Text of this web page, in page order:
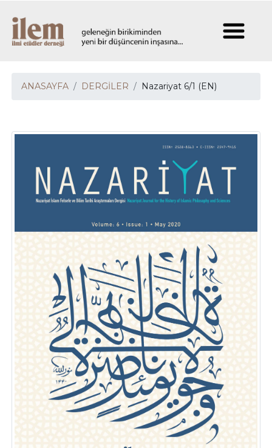
ANASAYFA DERGİLER Nazariyat 6/1 (EN)